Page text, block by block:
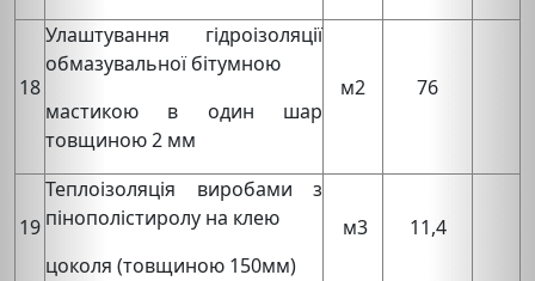
18
Улаштування гідроізоляції
обмазувальної бітумною
мастикою в один шар
товщиною 2 мм
м2 76
19
Теплоiзоляцiя виробами з
пінополістиролу на клею
цоколя (товщиною 150мм)
м3 11,4